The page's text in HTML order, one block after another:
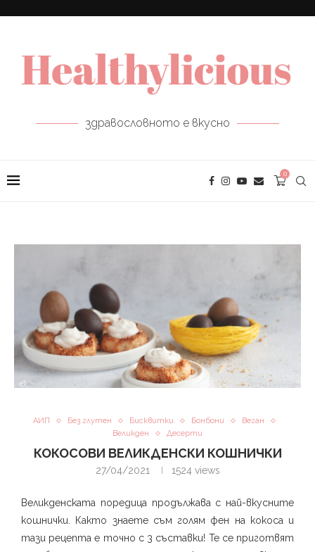
здравословното е вкусно
0
АИП Без глутен Бисквитки Бонбони
Веган
Великден
Десерти
КОКОСОВИ ВЕЛИКДЕНСКИ КОШНИЧКИ
27/04/2021 1524 views
Великденската поредица продължава с най-вкусните
кошнички. Както знаете съм голям фен на кокоса и
тази рецепта е точно с 3 съставки! Те се приготвят